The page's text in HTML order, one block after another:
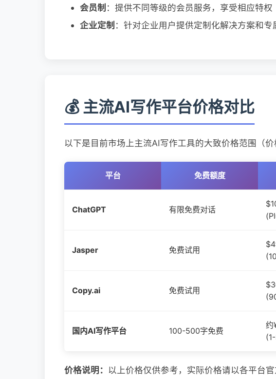
会员制 ：提供不同等级的会员服务，享受相应特权
企业定制 ：针对企业用户提供定制化解决方案和专
💰 主流AI写作平台价格对比
以下是目前市场上主流AI写作工具的大致价格范围（价
平台 免费额度
ChatGPT 有限免费对话
Jasper 免费试用
Copy.ai 免费试用
国内AI写作平台 100-500字免费
约
价格说明： 以上价格仅供参考，实际价格请以各平台